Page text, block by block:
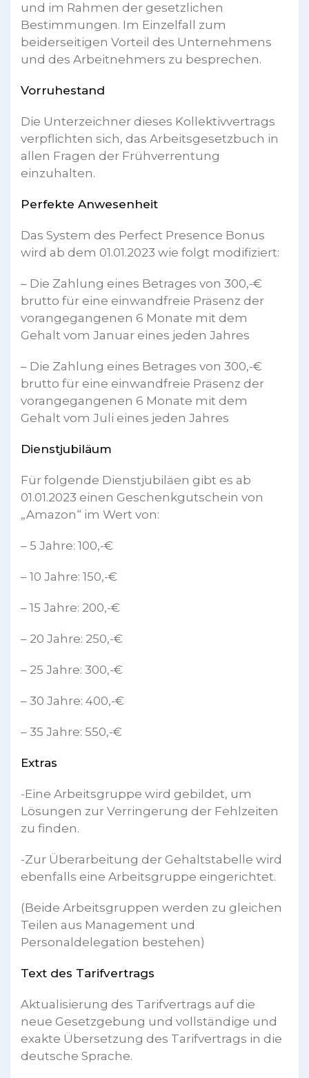
und im Rahmen der gesetzlichen
Bestimmungen. Im Einzelfall zum
beiderseitigen Vorteil des Unternehmens
und des Arbeitnehmers zu besprechen.
Vorruhestand
Die Unterzeichner dieses Kollektivvertrags
verpflichten sich, das Arbeitsgesetzbuch in
allen Fragen der Frühverrentung
einzuhalten.
Perfekte Anwesenheit
Das System des Perfect Presence Bonus
wird ab dem 01.01.2023 wie folgt modifiziert:
– Die Zahlung eines Betrages von 300,-€
brutto für eine einwandfreie Präsenz der
vorangegangenen 6 Monate mit dem
Gehalt vom Januar eines jeden Jahres
– Die Zahlung eines Betrages von 300,-€
brutto für eine einwandfreie Präsenz der
vorangegangenen 6 Monate mit dem
Gehalt vom Juli eines jeden Jahres
Dienstjubiläum
Für folgende Dienstjubiläen gibt es ab
01.01.2023 einen Geschenkgutschein von
„Amazon“ im Wert von:
– 5 Jahre: 100,-€
– 10 Jahre: 150,-€
– 15 Jahre: 200,-€
– 20 Jahre: 250,-€
– 25 Jahre: 300,-€
– 30 Jahre: 400,-€
– 35 Jahre: 550,-€
Extras
-Eine Arbeitsgruppe wird gebildet, um
Lösungen zur Verringerung der Fehlzeiten
zu finden.
-Zur Überarbeitung der Gehaltstabelle wird
ebenfalls eine Arbeitsgruppe eingerichtet.
(Beide Arbeitsgruppen werden zu gleichen
Teilen aus Management und
Personaldelegation bestehen)
Text des Tarifvertrags
Aktualisierung des Tarifvertrags auf die
neue Gesetzgebung und vollständige und
exakte Übersetzung des Tarifvertrags in die
deutsche Sprache.